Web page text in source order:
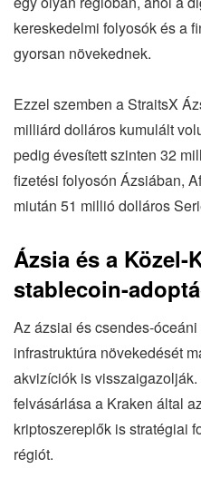
kereskedelmi folyosók és a
gyorsan növekednek.
Ezzel szemben a StraitsX
milliárd dolláros kumulált
pedig évesített szinten 32
fizetési folyosón Ázsiában,
miután 51 millió dolláros
Ázsia és a
stablecoin-
Az ázsiai és csendes-
infrastruktúra növekedését
akvizíciók is
felvásárlása a Kraken által
kriptoszereplők is stratégiai
régiót.